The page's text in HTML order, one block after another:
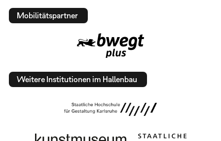
Mobilitätspartner
Weitere Institutionen im Hallenbau